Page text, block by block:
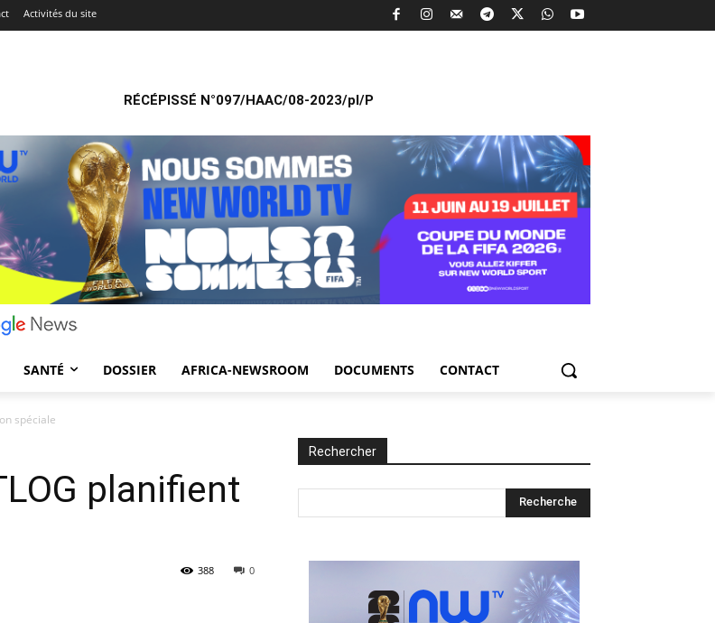
Activités du site
RÉCÉPISSÉ N°097/HAAC/08-2023/pl/P
SANTÉ DOSSIER AFRICA-NEWSROOM DOCUMENTS CONTACT
spéciale
planifient
0
388
Rechercher